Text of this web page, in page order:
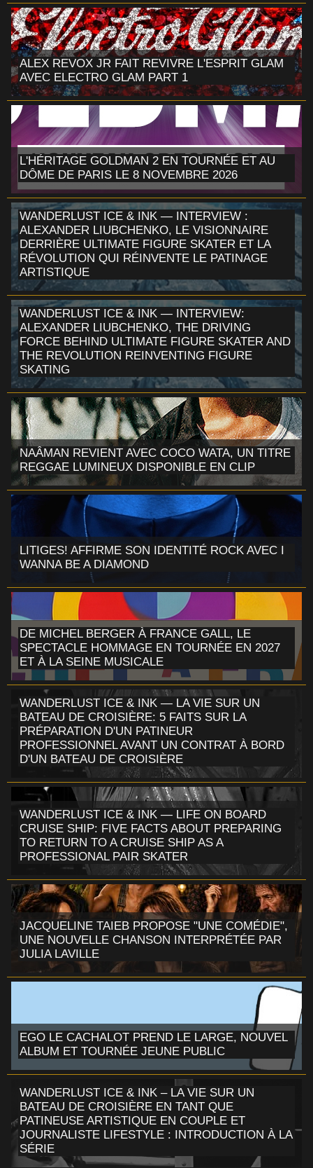
ALEX REVOX JR FAIT REVIVRE L'ESPRIT GLAM
AVEC ELECTRO GLAM PART 1
L'HÉRITAGE GOLDMAN 2 EN TOURNÉE ET AU
DÔME DE PARIS LE 8 NOVEMBRE 2026
WANDERLUST ICE & INK — INTERVIEW :
ALEXANDER LIUBCHENKO, LE VISIONNAIRE
DERRIÈRE ULTIMATE FIGURE SKATER ET LA
RÉVOLUTION QUI RÉINVENTE LE PATINAGE
ARTISTIQUE
WANDERLUST ICE & INK — INTERVIEW:
ALEXANDER LIUBCHENKO, THE DRIVING
FORCE BEHIND ULTIMATE FIGURE SKATER AND
THE REVOLUTION REINVENTING FIGURE
SKATING
NAÂMAN REVIENT AVEC COCO WATA, UN TITRE
REGGAE LUMINEUX DISPONIBLE EN CLIP
LITIGES! AFFIRME SON IDENTITÉ ROCK AVEC I
WANNA BE A DIAMOND
DE MICHEL BERGER À FRANCE GALL, LE
SPECTACLE HOMMAGE EN TOURNÉE EN 2027
ET À LA SEINE MUSICALE
WANDERLUST ICE & INK — LA VIE SUR UN
BATEAU DE CROISIÈRE: 5 FAITS SUR LA
PRÉPARATION D'UN PATINEUR
PROFESSIONNEL AVANT UN CONTRAT À BORD
D'UN BATEAU DE CROISIÈRE
WANDERLUST ICE & INK — LIFE ON BOARD
CRUISE SHIP: FIVE FACTS ABOUT PREPARING
TO RETURN TO A CRUISE SHIP AS A
PROFESSIONAL PAIR SKATER
JACQUELINE TAIEB PROPOSE "UNE COMÉDIE",
UNE NOUVELLE CHANSON INTERPRÉTÉE PAR
JULIA LAVILLE
EGO LE CACHALOT PREND LE LARGE, NOUVEL
ALBUM ET TOURNÉE JEUNE PUBLIC
WANDERLUST ICE & INK – LA VIE SUR UN
BATEAU DE CROISIÈRE EN TANT QUE
PATINEUSE ARTISTIQUE EN COUPLE ET
JOURNALISTE LIFESTYLE : INTRODUCTION À LA
SÉRIE